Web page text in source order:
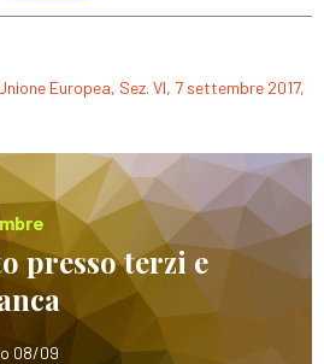
Europea, Sez. VI, 7 settembre 2017,
presso terzi e
08/09